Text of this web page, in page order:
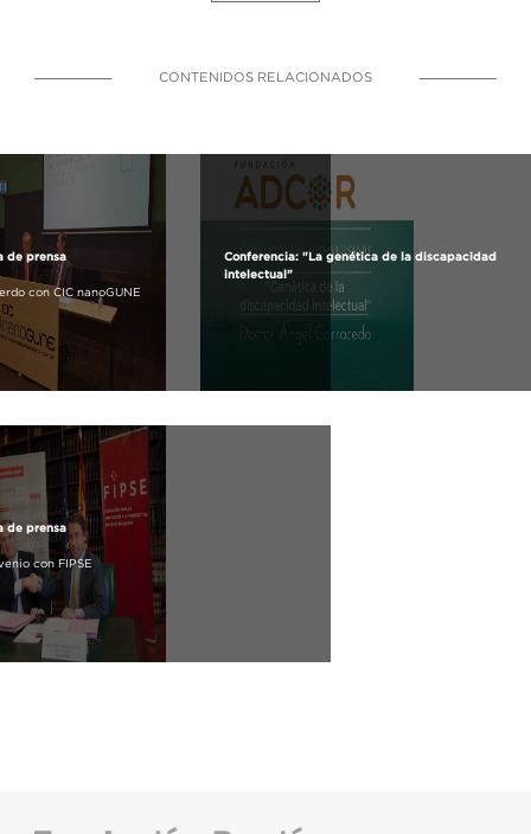
CONTENIDOS RELACIONADOS
de prensa
con CIC nanoGUNE
Conferencia: "La genética de la discapacidad
intelectual"
de prensa
con FIPSE